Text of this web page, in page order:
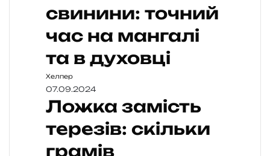
свинини: точний
час на мангалі
та в духовці
Хелпер
07.09.2024
Ложка замість
терезів: скільки
грамів